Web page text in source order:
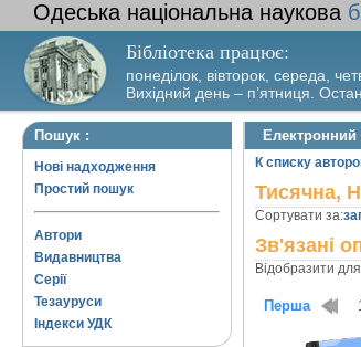
Одеська національна наукова
Бібліотека працює:
понеділок, вівторок, середа,
Вихідний день – п’ятниця.
Пошук :
Нові надходження
Простий пошук
Автори
Видавництва
Серії
Тезауруси
Індекси УДК
Електронний
К списку
Тисячна,
Сортувати за:
Зв'язані
Відобразити
Перша